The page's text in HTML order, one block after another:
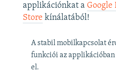
applikációnkat a Google
Store kínálatából!
A stabil mobilkapcsolat
funkciói az
el.